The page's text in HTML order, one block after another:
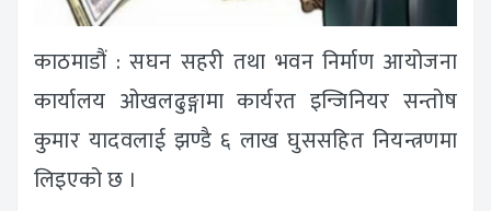
काठमाडौं : सघन सहरी तथा भवन निर्माण आयोजना
कार्यालय ओखलढुङ्गामा कार्यरत इन्जिनियर सन्तोष
कुमार यादवलाई झण्डै ६ लाख घुससहित नियन्त्रणमा
लिइएको छ ।